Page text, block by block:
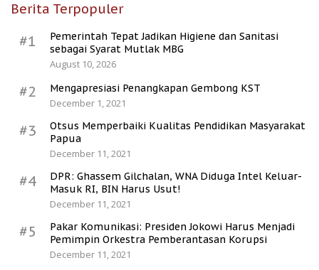
Berita Terpopuler
#1
Pemerintah Tepat Jadikan Higiene dan Sanitasi
sebagai Syarat Mutlak MBG
August 10, 2026
#2
Mengapresiasi Penangkapan Gembong KST
December 1, 2021
#3
Otsus Memperbaiki Kualitas Pendidikan Masyarakat
Papua
December 11, 2021
#4
DPR: Ghassem Gilchalan, WNA Diduga Intel Keluar-
Masuk RI, BIN Harus Usut!
December 11, 2021
#5
Pakar Komunikasi: Presiden Jokowi Harus Menjadi
Pemimpin Orkestra Pemberantasan Korupsi
December 11, 2021